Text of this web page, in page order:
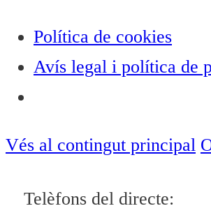
Política de cookies
Avís legal i política de
Vés al contingut principal
Telèfons del directe:
ACTUALITAT
OCI